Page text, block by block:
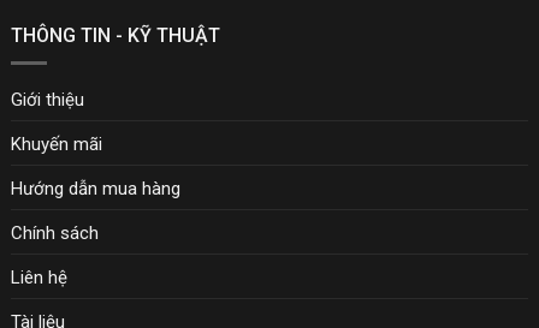
THÔNG TIN - KỸ THUẬT
Giới thiệu
Khuyến mãi
Hướng dẫn mua hàng
Chính sách
Liên hệ
Tài liệu